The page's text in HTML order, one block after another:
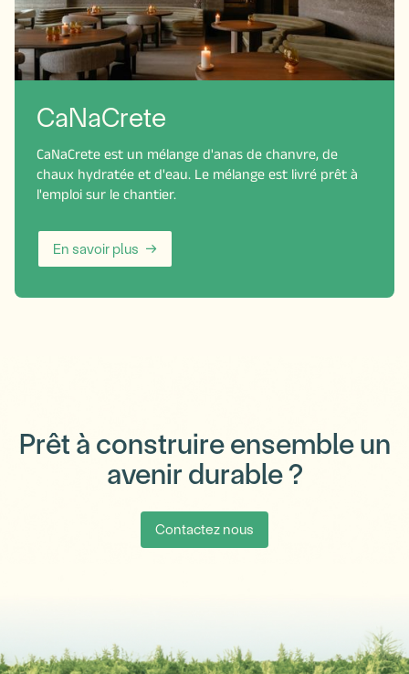
CaNaCrete
CaNaCrete est un mélange d'anas de chanvre, de
chaux hydratée et d'eau. Le mélange est livré prêt à
l'emploi sur le chantier.
En savoir plus
Prêt à construire ensemble un
avenir durable ?
Contactez nous